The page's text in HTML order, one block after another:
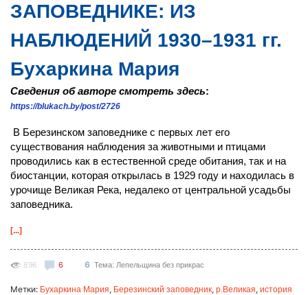
ЗАПОВЕДНИКЕ: ИЗ
НАБЛЮДЕНИЙ 1930–1931 гг.
Бухаркина Мария
Сведения об авторе смотреть здесь:
https://blukach.by/post/2726
В Березинском заповеднике с первых лет его
существования наблюдения за животными и птицами
проводились как в естественной среде обитания, так и на
биостанции, которая открылась в 1929 году и находилась в
урочище Великая Река, недалеко от центральной усадьбы
заповедника.
[...]
896 6 6 Тема: Лепельщина без прикрас
Метки: Бухаркина Мария, Березинский заповедник, р.Великая, история